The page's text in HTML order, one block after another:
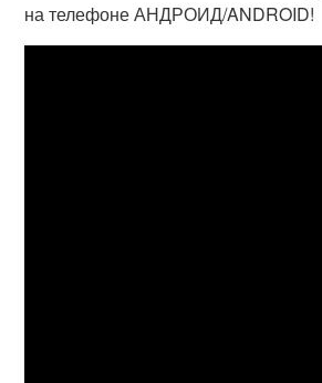
на телефоне АНДРОИД/ANDROID!